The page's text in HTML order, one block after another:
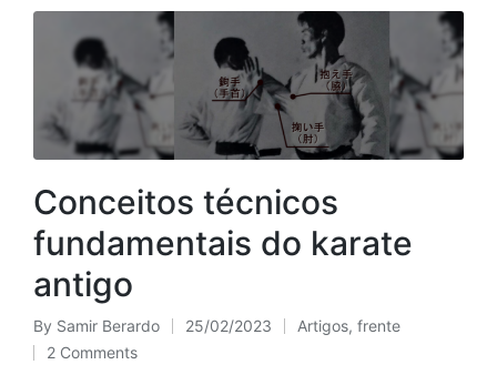
Conceitos técnicos
fundamentais do karate
antigo
Posted
by
By Samir Berardo 25/02/2023
Posted
Artigos, frente
2 Comments